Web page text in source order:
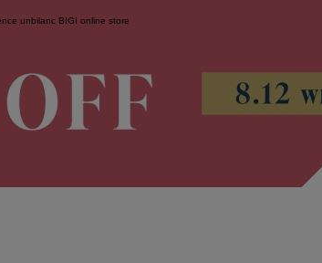
unbilanc BIGI online store